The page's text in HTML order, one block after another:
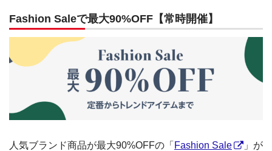
Fashion Saleで最大90%OFF【常時開催】
人気ブランド商品が最大90%OFFの「 Fashion Sale
」が